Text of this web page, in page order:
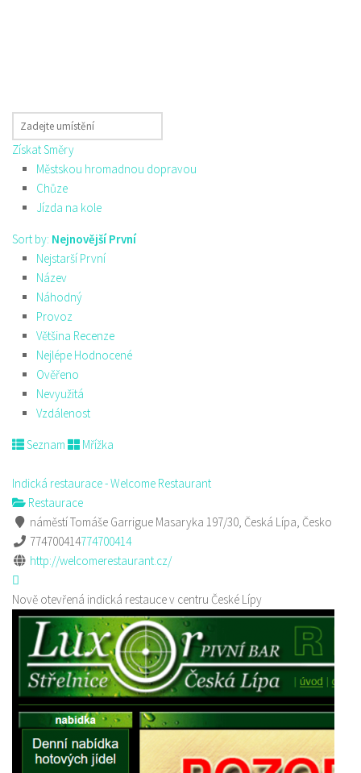
Získat Směry
Městskou hromadnou dopravou
Chůze
Jízda na kole
Sort by: Nejnovější První
Nejstarší První
Název
Náhodný
Provoz
Většina Recenze
Nejlépe Hodnocené
Ověřeno
Nevyužitá
Vzdálenost
Seznam Mřížka
Indická restaurace - Welcome Restaurant
Restaurace
náměstí Tomáše Garrigue Masaryka 197/30, Česká Lípa, Česko
774700414774700414
http://welcomerestaurant.cz/
Nově otevřená indická restauce v centru České Lípy